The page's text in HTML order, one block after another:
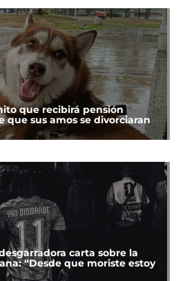
que recibirá pensión
que sus amos se divorciaran
carta sobre la
“Desde que moriste estoy